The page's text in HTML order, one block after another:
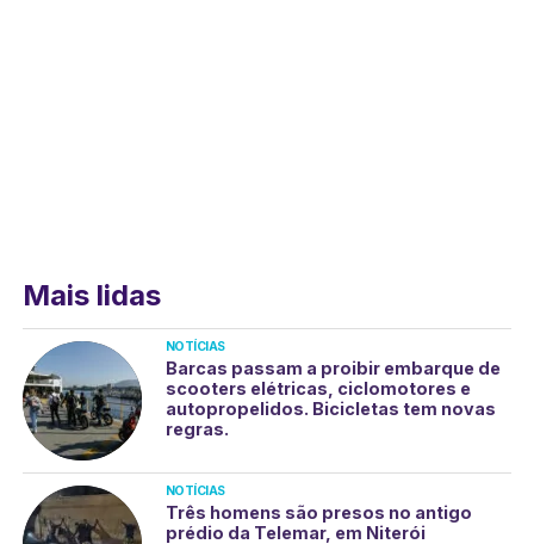
Mais lidas
NOTÍCIAS
Barcas passam a proibir embarque de
scooters elétricas, ciclomotores e
autopropelidos. Bicicletas tem novas
regras.
NOTÍCIAS
Três homens são presos no antigo
prédio da Telemar, em Niterói